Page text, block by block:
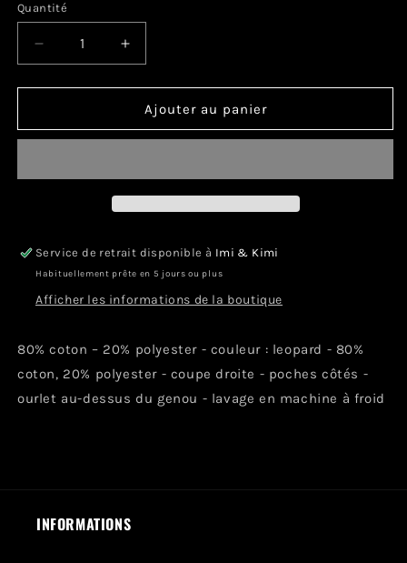
Quantité
Réduire
la
quantité
BIRAO
Augmenter
la
quantité
BIRAO
Ajouter au panier
Service de retrait disponible à Imi & Kimi
Habituellement prête en 5 jours ou plus
Afficher les informations de la boutique
80% coton – 20% polyester - couleur : leopard - 80%
coton, 20% polyester - coupe droite - poches côtés -
ourlet au-dessus du genou - lavage en machine à froid
INFORMATIONS